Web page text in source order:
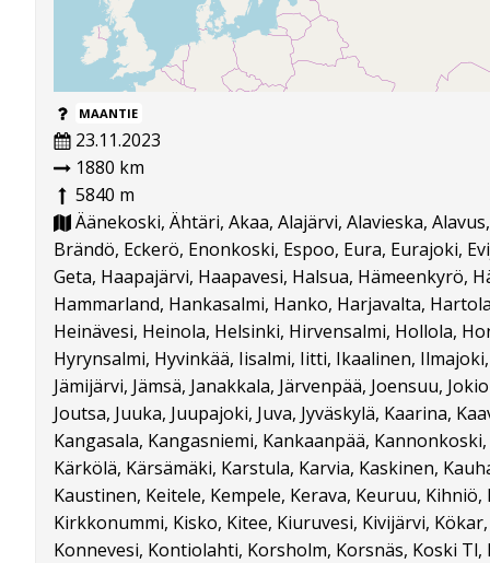
MAANTIE
23.11.2023
1880 km
5840 m
Äänekoski, Ähtäri, Akaa, Alajärvi, Alavieska,
Brändö, Eckerö, Enonkoski, Espoo, Eura, Eurajoki,
Geta, Haapajärvi, Haapavesi, Halsua, Hämeenkyrö,
Hammarland, Hankasalmi, Hanko, Harjavalta,
Heinävesi, Heinola, Helsinki, Hirvensalmi, Hollola,
Hyrynsalmi, Hyvinkää, Iisalmi, Iitti, Ikaalinen,
Jämijärvi, Jämsä, Janakkala, Järvenpää, Joensuu,
Joutsa, Juuka, Juupajoki, Juva, Jyväskylä, Kaarina,
Kangasala, Kangasniemi, Kankaanpää,
Kärkölä, Kärsämäki, Karstula, Karvia, Kaskinen,
Kaustinen, Keitele, Kempele, Kerava, Keuruu,
Kirkkonummi, Kisko, Kitee, Kiuruvesi, Kivijärvi,
Konnevesi, Kontiolahti, Korsholm, Korsnäs, Koski Tl,